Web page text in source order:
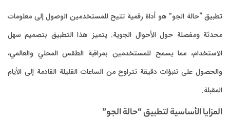
تطبيق “حالة الجو” هو أداة رقمية تتيح للمستخدمين الوصول إلى معلومات
محدثة ومفصلة حول الأحوال الجوية. يتميز هذا التطبيق بتصميم سهل
الاستخدام، مما يسمح للمستخدمين بمراقبة الطقس المحلي والعالمي،
والحصول على تنبؤات دقيقة تتراوح من الساعات القليلة القادمة إلى الأيام
المقبلة.
المزايا الأساسية لتطبيق “حالة الجو”